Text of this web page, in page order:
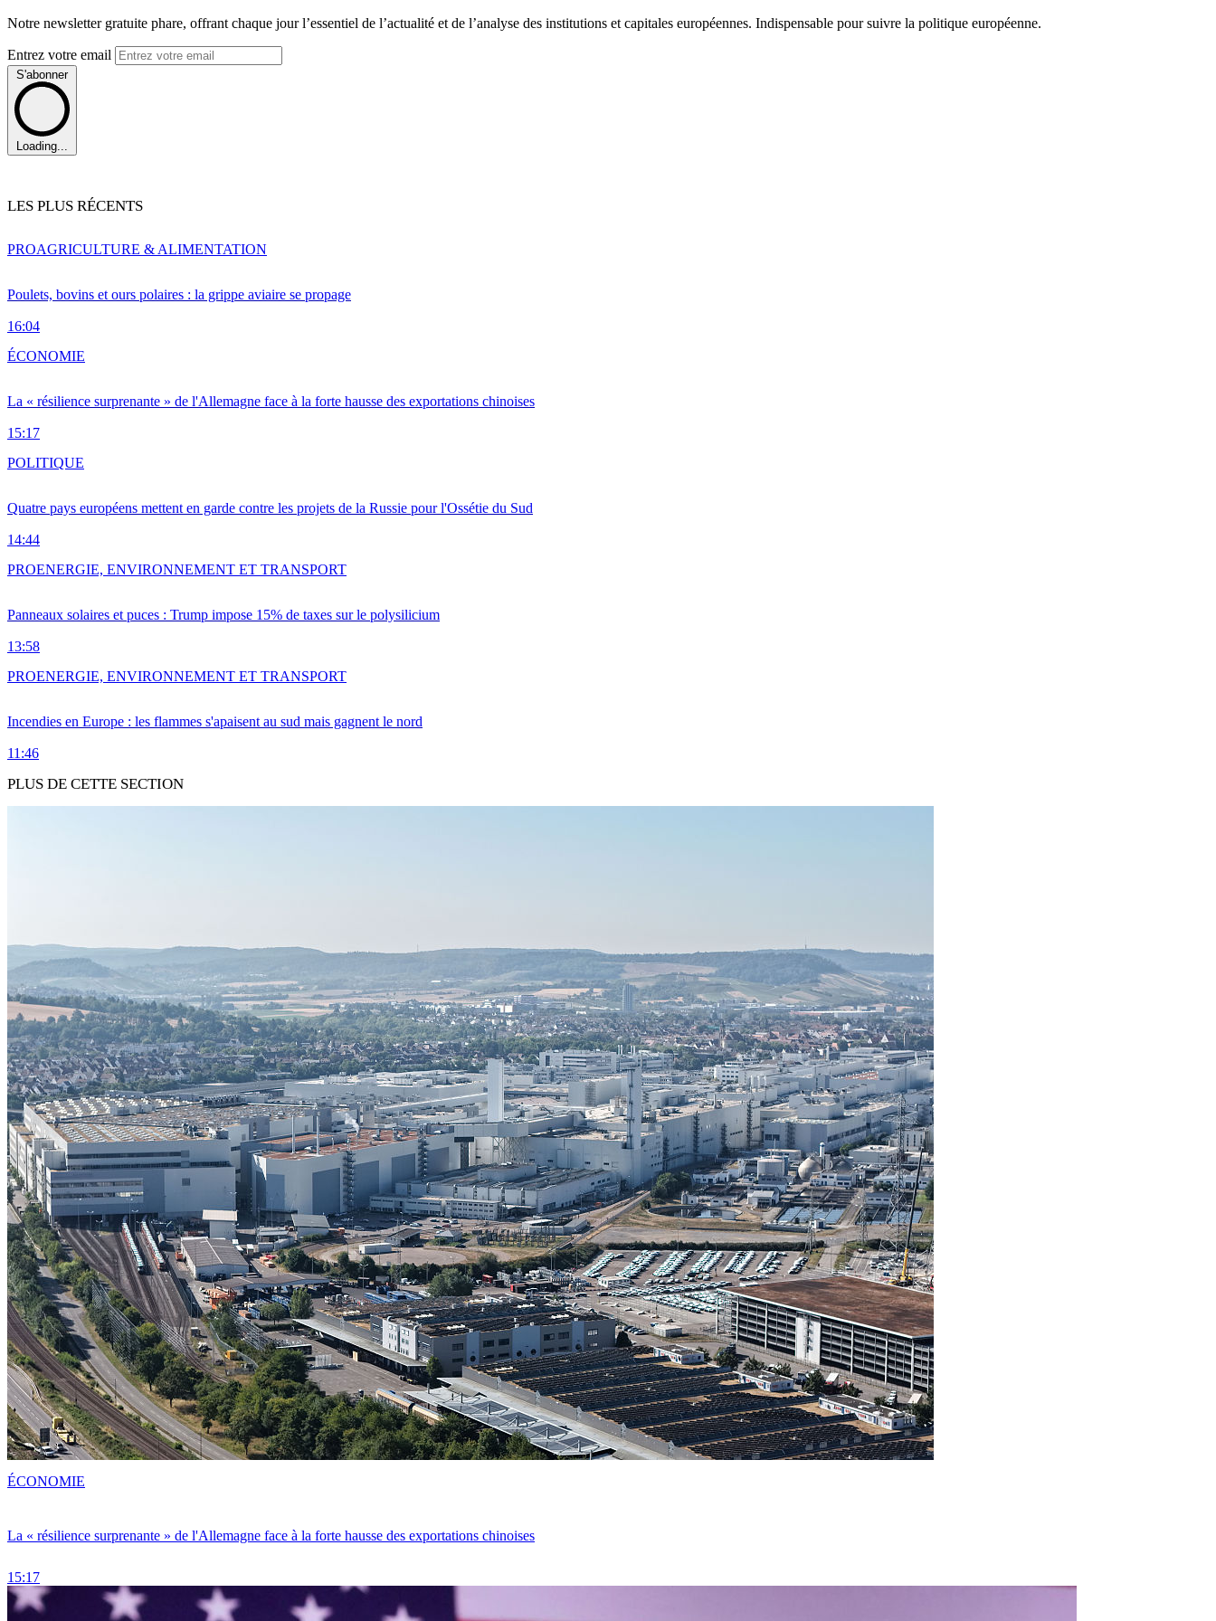
Notre newsletter gratuite phare, offrant chaque jour l’essentiel de l’actualité et de l’analyse des institutions et capitales européennes. Indispensable pour suivre la politique européenne.
Entrez votre email
S'abonner
Loading...
LES PLUS RÉCENTS
Poulets, bovins et ours polaires : la grippe aviaire se propage
16:04
PROAGRICULTURE & ALIMENTATION
La « résilience surprenante » de l'Allemagne face à la forte hausse des exportations chinoises
15:17
ÉCONOMIE
Quatre pays européens mettent en garde contre les projets de la Russie pour l'Ossétie du Sud
14:44
POLITIQUE
Panneaux solaires et puces : Trump impose 15% de taxes sur le polysilicium
13:58
PROENERGIE, ENVIRONNEMENT ET TRANSPORT
Incendies en Europe : les flammes s'apaisent au sud mais gagnent le nord
11:46
PROENERGIE, ENVIRONNEMENT ET TRANSPORT
PLUS DE CETTE SECTION
La « résilience surprenante » de l'Allemagne face à la forte hausse des exportations chinoises
15:17
ÉCONOMIE